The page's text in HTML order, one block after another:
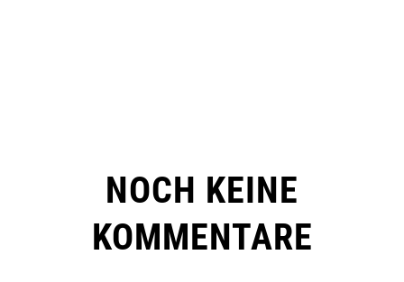
NOCH KEINE
KOMMENTARE